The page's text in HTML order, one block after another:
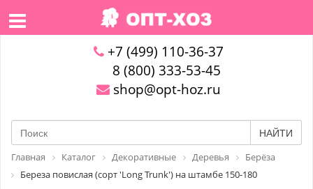
+7 (499) 110-36-37
8 (800) 333-53-45
shop@opt-hoz.ru
НАЙТИ
Главная Каталог Декоративные Деревья
Берёза
Береза повислая (сорт 'Long Trunk') на штамбе 150-180